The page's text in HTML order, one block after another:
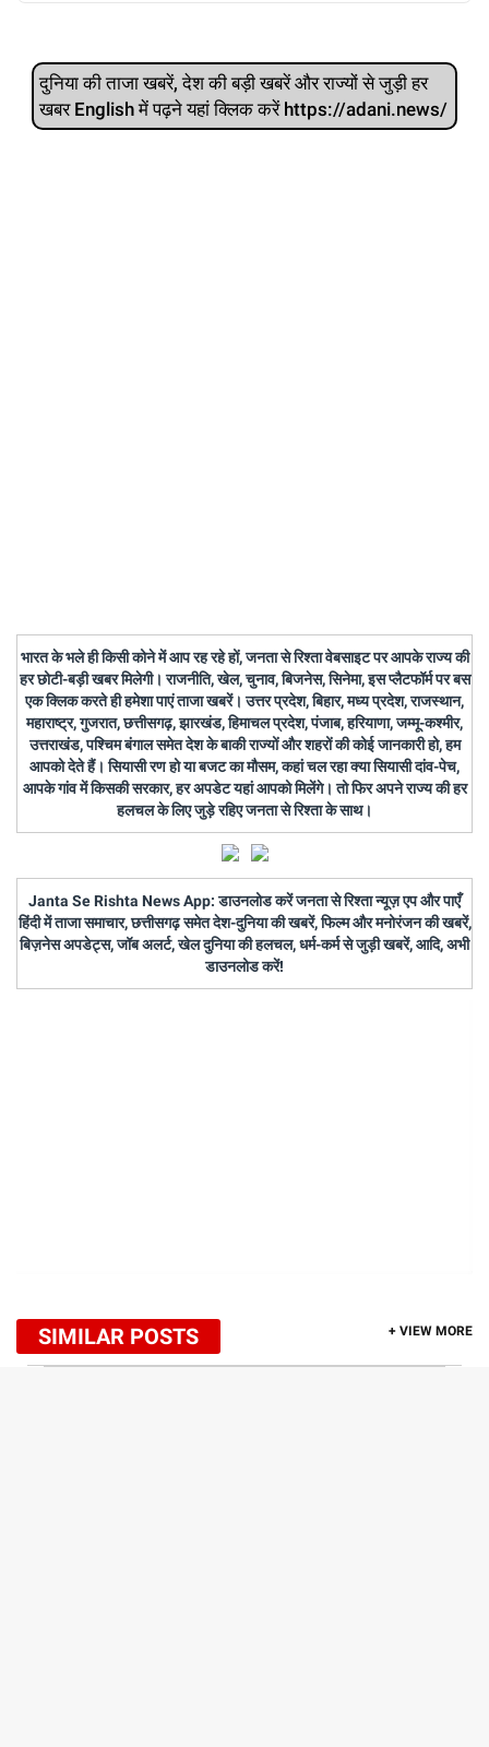
दुनिया की ताजा खबरें, देश की बड़ी खबरें और राज्‍यों से जुड़ी हर
खबर English में पढ़ने यहां क्लिक करें https://adani.news/
भारत के भले ही किसी कोने में आप रह रहे हों, जनता से रिश्ता वेबसाइट पर आपके राज्य की
हर छोटी-बड़ी खबर मिलेगी। राजनीति, खेल, चुनाव, बिजनेस, सिनेमा, इस प्लैटफॉर्म पर बस
एक क्लिक करते ही हमेशा पाएं ताजा खबरें। उत्तर प्रदेश, बिहार, मध्य प्रदेश, राजस्थान,
महाराष्ट्र, गुजरात, छत्तीसगढ़, झारखंड, हिमाचल प्रदेश, पंजाब, हरियाणा, जम्मू-कश्मीर,
उत्तराखंड, पश्चिम बंगाल समेत देश के बाकी राज्यों और शहरों की कोई जानकारी हो, हम
आपको देते हैं। सियासी रण हो या बजट का मौसम, कहां चल रहा क्या सियासी दांव-पेच,
आपके गांव में किसकी सरकार, हर अपडेट यहां आपको मिलेंगे। तो फिर अपने राज्य की हर
हलचल के लिए जुड़े रहिए जनता से रिश्ता के साथ।
Janta Se Rishta News App: डाउनलोड करें जनता से रिश्ता न्यूज़ एप और पाएँ
हिंदी में ताजा समाचार, छत्तीसगढ़ समेत देश-दुनिया की खबरें, फिल्म और मनोरंजन की खबरें,
बिज़नेस अपडेट्स, जॉब अलर्ट, खेल दुनिया की हलचल, धर्म-कर्म से जुड़ी खबरें, आदि, अभी
डाउनलोड करें!
SIMILAR POSTS + VIEW MORE